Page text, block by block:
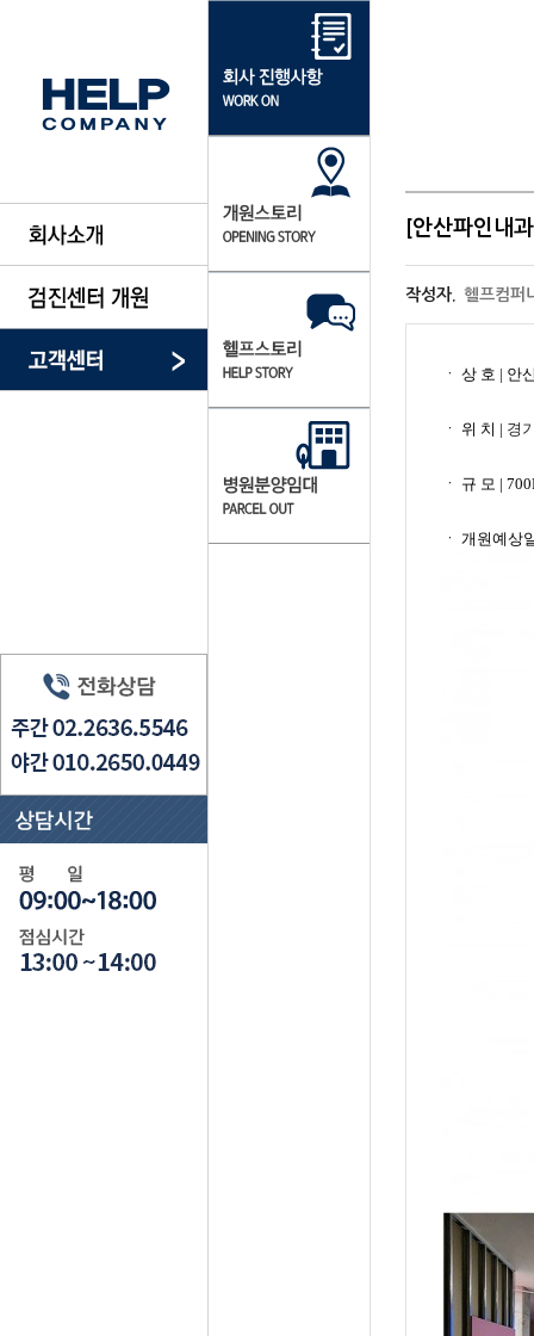
[안산파인내
작성자. 헬프컴퍼
ㆍ​ ​상 호 | 안
ㆍ​ 위 치 | 경
ㆍ​ 규 모 |
ㆍ​ 개원예상